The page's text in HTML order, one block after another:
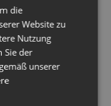
die
Website zu
Nutzung
Sie der
unserer